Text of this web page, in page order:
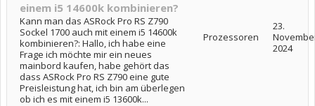
einem i5 14600k kombinieren?
Kann man das ASRock Pro RS Z790
Sockel 1700 auch mit einem i5 14600k
kombinieren?: Hallo, ich habe eine
Frage ich möchte mir ein neues
mainbord kaufen, habe gehört das
dass ASRock Pro RS Z790 eine gute
Preisleistung hat, ich bin am überlegen
ob ich es mit einem i5 13600k...
Prozessoren
23.
2024